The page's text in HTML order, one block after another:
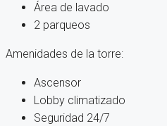
Área de lavado
2 parqueos
Amenidades de la torre:
Ascensor
Lobby climatizado
Seguridad 24/7